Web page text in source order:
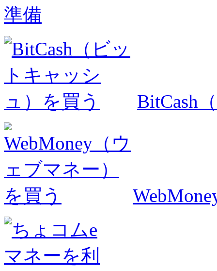
準備
BitCash